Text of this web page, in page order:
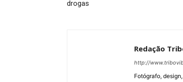
drogas
Redação
http://
Fotógrafo,